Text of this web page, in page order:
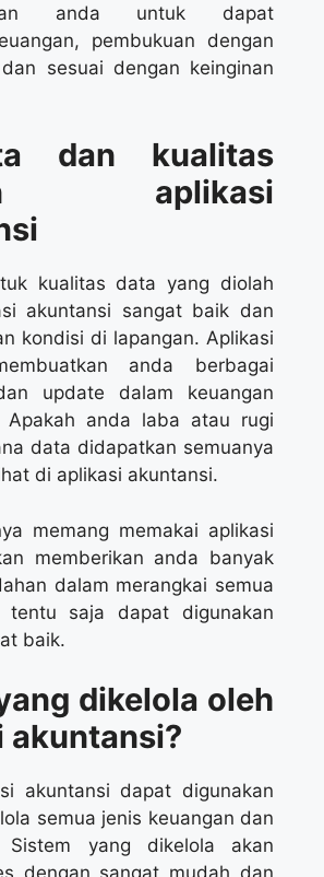
anda untuk dapat
pembukuan dengan
sesuai dengan keinginan
dan kualitas
aplikasi
kualitas data yang diolah
akuntansi sangat baik dan
kondisi di lapangan. Aplikasi
anda berbagai
update dalam keuangan
Apakah anda laba atau rugi
data didapatkan semuanya
di aplikasi akuntansi.
memang memakai aplikasi
memberikan anda banyak
dalam merangkai semua
tentu saja dapat digunakan
baik.
dikelola oleh
akuntansi?
akuntansi dapat digunakan
semua jenis keuangan dan
Sistem yang dikelola akan
dengan sangat mudah dan